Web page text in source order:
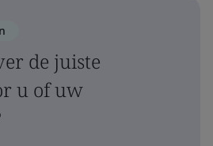
de juiste
u of uw